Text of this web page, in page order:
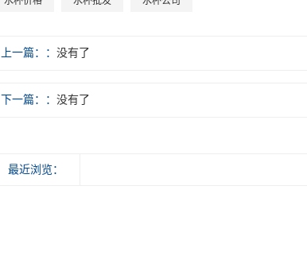
上一篇： 没有了
下一篇： 没有了
最近浏览：